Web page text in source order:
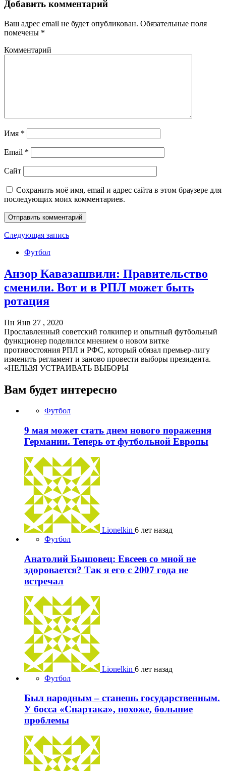
Добавить комментарий
Ваш адрес email не будет опубликован. Обязательные поля
помечены *
Комментарий
Имя *
Email *
Сайт
Сохранить моё имя, email и адрес сайта в этом браузере для
последующих моих комментариев.
Следующая запись
Футбол
Анзор Кавазашвили: Правительство
сменили. Вот и в РПЛ может быть
ротация
Пн Янв 27 , 2020
Прославленный советский голкипер и опытный футбольный
функционер поделился мнением о новом витке
противостояния РПЛ и РФС, который обязал премьер-лигу
изменить регламент и заново провести выборы президента.
«НЕЛЬЗЯ УСТРАИВАТЬ ВЫБОРЫ
Вам будет интересно
Футбол
9 мая может стать днем нового поражения
Германии. Теперь от футбольной Европы
Lionelkin 6 лет назад
Футбол
Анатолий Бышовец: Евсеев со мной не
здоровается? Так я его с 2007 года не
встречал
Lionelkin 6 лет назад
Футбол
Был народным – станешь государственным.
У босса «Спартака», похоже, большие
проблемы